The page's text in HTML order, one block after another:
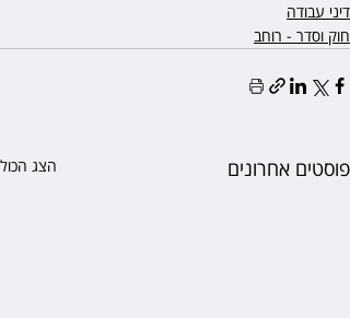
דיני עבודה
חוק וסדר - רוחב
פוסטים אחרונים הצג הכול